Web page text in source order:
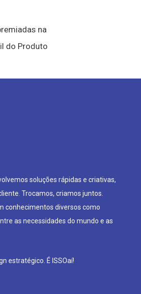
na
do Produto
soluções rápidas e criativas,
Trocamos, criamos juntos.
conhecimentos diversos como
as necessidades do mundo e as
estratégico. É ISSOaí!